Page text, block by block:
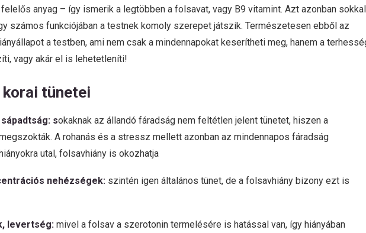
anyag – így ismerik a legtöbben a folsavat, vagy B9 vitamint. Azt azonban sokkal
számos funkciójában a testnek komoly szerepet játszik. Természetesen ebből az
a testben, ami nem csak a mindennapokat keserítheti meg, hanem a
vagy akár el is lehetetleníti!
tünetei
sokaknak az állandó fáradság nem feltétlen jelent tünetet, hiszen a
A rohanás és a stressz mellett azonban az mindennapos fáradság
utal, folsavhiány is okozhatja
nehézségek: szintén igen általános tünet, de a folsavhiány bizony ezt is
levertség: mivel a folsav a szerotonin termelésére is hatással van, így hiányában